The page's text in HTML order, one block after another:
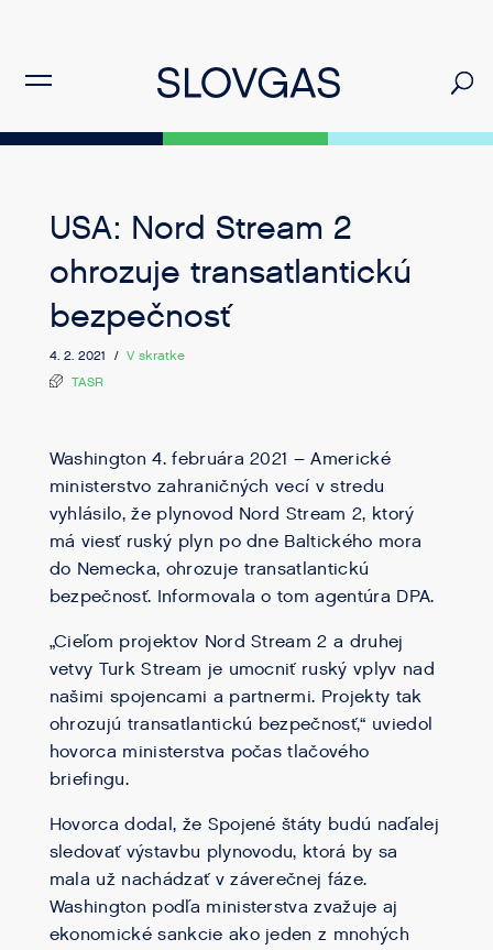
USA: Nord Stream 2
ohrozuje transatlantickú
bezpečnosť
4. 2. 2021 / V skratke
TASR
Washington 4. februára 2021 – Americké
ministerstvo zahraničných vecí v stredu
vyhlásilo, že plynovod Nord Stream 2, ktorý
má viesť ruský plyn po dne Baltického mora
do Nemecka, ohrozuje transatlantickú
bezpečnosť. Informovala o tom agentúra DPA.
„Cieľom projektov Nord Stream 2 a druhej
vetvy Turk Stream je umocniť ruský vplyv nad
našimi spojencami a partnermi. Projekty tak
ohrozujú transatlantickú bezpečnosť,“ uviedol
hovorca ministerstva počas tlačového
briefingu.
Hovorca dodal, že Spojené štáty budú naďalej
sledovať výstavbu plynovodu, ktorá by sa
mala už nachádzať v záverečnej fáze.
Washington podľa ministerstva zvažuje aj
ekonomické sankcie ako jeden z mnohých